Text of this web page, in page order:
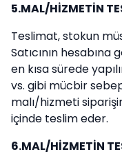
5.MAL/HİZMETİN
Teslimat, stokun
Satıcının
en kısa sürede
vs. gibi mücbir
malı/hizmeti
içinde teslim eder.
6.MAL/HİZMETİN